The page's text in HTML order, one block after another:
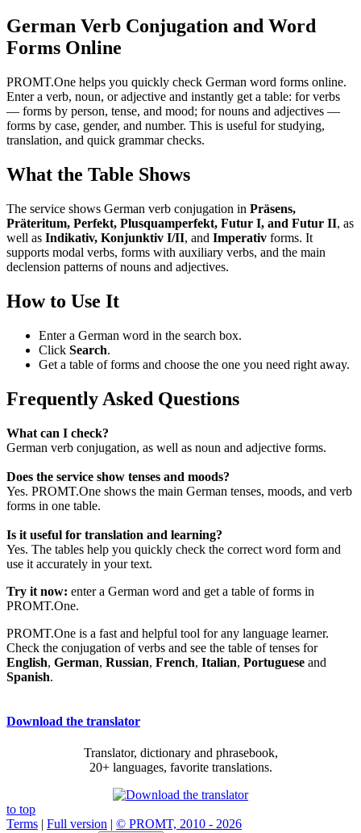
German Verb Conjugation and Word
Forms Online
PROMT.One helps you quickly check German word forms online.
Enter a verb, noun, or adjective and instantly get a table: for verbs
— forms by person, tense, and mood; for nouns and adjectives —
forms by case, gender, and number. This is useful for studying,
translation, and quick grammar checks.
What the Table Shows
The service shows German verb conjugation in Präsens,
Präteritum, Perfekt, Plusquamperfekt, Futur I, and Futur II, as
well as Indikativ, Konjunktiv I/II, and Imperativ forms. It
supports modal verbs, forms with auxiliary verbs, and the main
declension patterns of nouns and adjectives.
How to Use It
Enter a German word in the search box.
Click Search.
Get a table of forms and choose the one you need right away.
Frequently Asked Questions
What can I check?
German verb conjugation, as well as noun and adjective forms.
Does the service show tenses and moods?
Yes. PROMT.One shows the main German tenses, moods, and verb
forms in one table.
Is it useful for translation and learning?
Yes. The tables help you quickly check the correct word form and
use it accurately in your text.
Try it now: enter a German word and get a table of forms in
PROMT.One.
PROMT.One is a fast and helpful tool for any language learner.
Check the conjugation of verbs and see the table of tenses for
English, German, Russian, French, Italian, Portuguese and
Spanish.
Download the translator
Translator, dictionary and phrasebook,
20+ languages, favorite translations.
to top
Terms | Full version | © PROMT, 2010 - 2026